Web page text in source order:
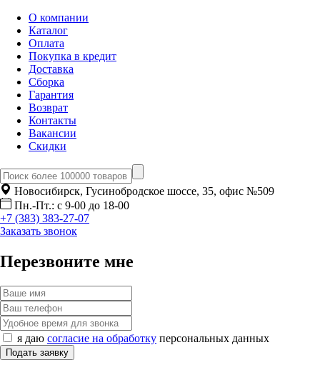
О компании
Каталог
Оплата
Покупка в кредит
Доставка
Сборка
Гарантия
Возврат
Контакты
Вакансии
Скидки
Новосибирск, Гусинобродское шоссе, 35, офис №509
Пн.-Пт.: с 9-00 до 18-00
+7 (383) 383-27-07
Заказать звонок
Перезвоните мне
я даю согласие на обработку персональных данных